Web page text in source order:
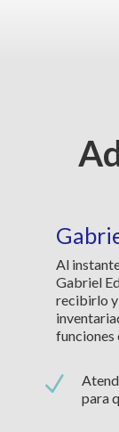
Al
Gabriel
recibirlo y
funciones
N
para